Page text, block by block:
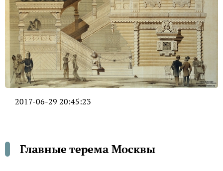
2017-06-29 20:45:23
Главные терема Москвы